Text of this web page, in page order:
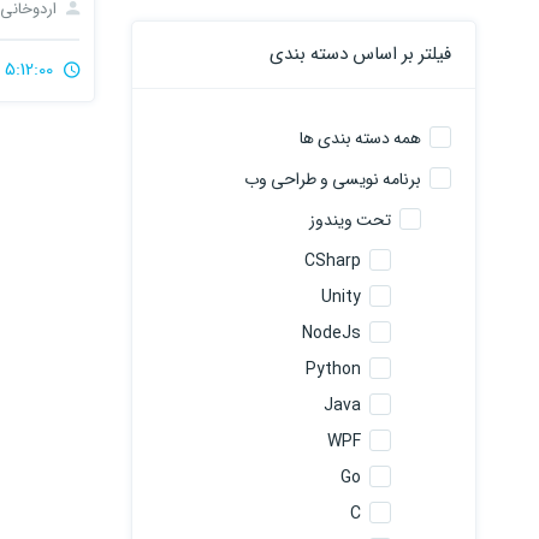
فیلتر بر اساس دسته بندی
همه دسته بندی ها
برنامه نویسی و طراحی وب
تحت ویندوز
CSharp
Unity
NodeJs
Python
Java
WPF
Go
C
اردوخانی
5:12:00